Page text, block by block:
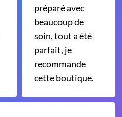
préparé avec
beaucoup de
soin, tout a été
parfait, je
recommande
cette boutique.